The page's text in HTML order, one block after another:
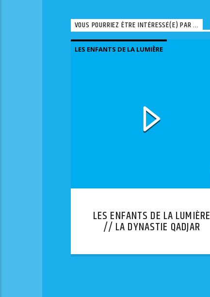
VOUS POURRIEZ ÊTRE INTÉRESSÉ(E) PAR ...
LES ENFANTS DE LA LUMIÈRE
LES ENFANTS DE LA LUMIÈRE
// LA DYNASTIE QADJAR